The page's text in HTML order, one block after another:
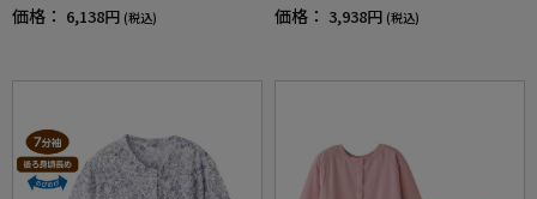
ツ／カーディガン 【CF】
価格： 6,138円 (税込) 価格： 3,938円 (税込)